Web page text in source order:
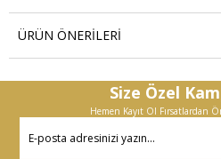
ÜRÜN ÖNERILERI
Size Özel
Hemen Kayıt Ol Fırsatlardan